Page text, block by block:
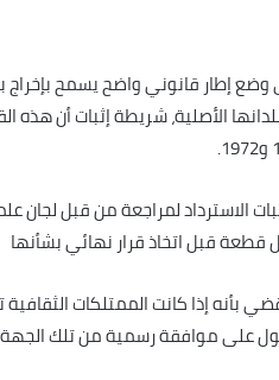
وضع إطار قانوني واضح يسمح
الأصلية، شريطة إثبات أن
الاسترداد لمراجعة من قبل لجان
قطعة قبل اتخاذ قرار نهائي بشأنها
بأنه إذا كانت الممتلكات
على موافقة رسمية من تلك